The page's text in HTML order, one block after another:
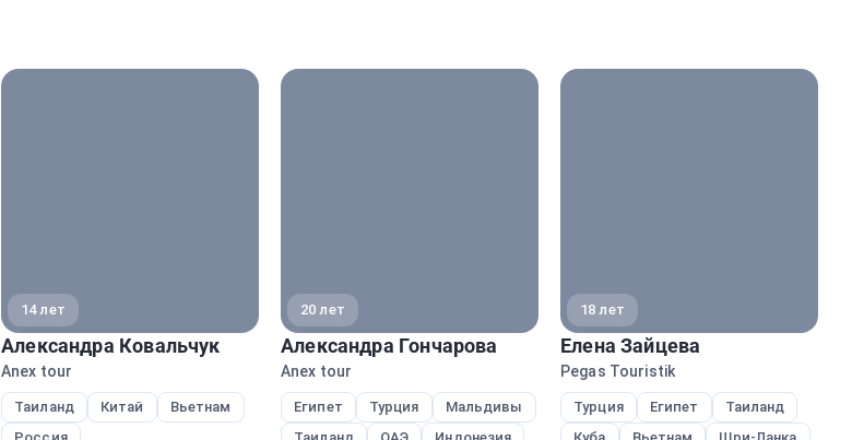
14 лет
Александра Ковальчук
Anex tour
Таиланд Китай
Вьетнам
20 лет
Александра Гончарова
Anex tour
Египет Турция
Мальдивы
18 лет
Елена Зайцева
Pegas Touristik
Турция Египет
Таиланд